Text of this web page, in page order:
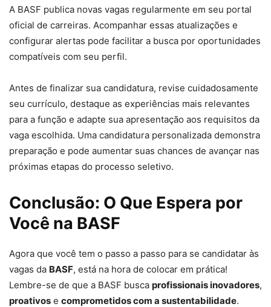
A BASF publica novas vagas regularmente em seu portal
oficial de carreiras. Acompanhar essas atualizações e
configurar alertas pode facilitar a busca por oportunidades
compatíveis com seu perfil.
Antes de finalizar sua candidatura, revise cuidadosamente
seu currículo, destaque as experiências mais relevantes
para a função e adapte sua apresentação aos requisitos da
vaga escolhida. Uma candidatura personalizada demonstra
preparação e pode aumentar suas chances de avançar nas
próximas etapas do processo seletivo.
Conclusão: O Que Espera por
Você na BASF
Agora que você tem o passo a passo para se candidatar às
vagas da BASF, está na hora de colocar em prática!
Lembre-se de que a BASF busca profissionais inovadores,
proativos e comprometidos com a sustentabilidade.